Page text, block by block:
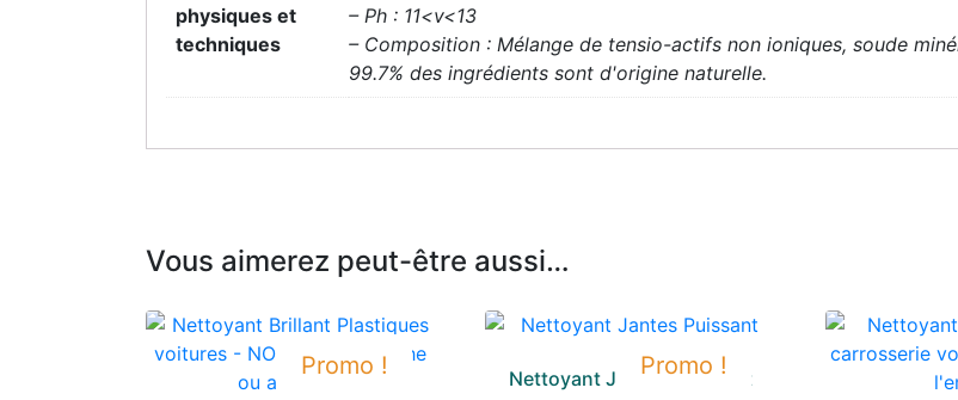
physiques et
techniques
– Ph : 11<v<13
– Composition : Mélange de tensio-actifs non ioniques, soude
99.7% des ingrédients sont d'origine naturelle.
Vous aimerez peut-être aussi…
Promo ! Promo !
Nettoyant Jantes Puissant